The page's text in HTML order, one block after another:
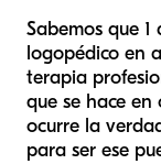
Sabemos que
logopédico en
terapia
que se hace en
ocurre la
para ser ese